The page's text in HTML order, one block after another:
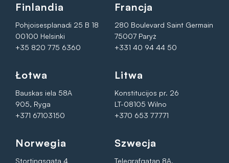
Finlandia
Pohjoisesplanadi 25 B 18
00100 Helsinki
+35 820 775 6360
Francja
280 Boulevard Saint Germain
75007 Paryż
+331 40 94 44 50
Łotwa
Bauskas iela 58A
905, Ryga
+371 67103150
Litwa
Konstitucijos pr. 26
LT-08105 Wilno
+370 653 77771
Norwegia
Stortingsgata 4
Szwecja
Telegrafgatan 8A,